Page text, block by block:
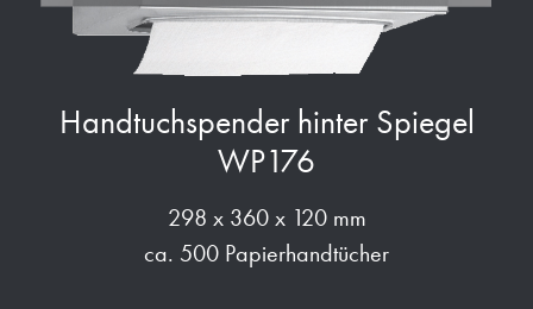
Handtuchspender hinter Spiegel
WP176
298 x 360 x 120 mm
ca. 500 Papierhandtücher